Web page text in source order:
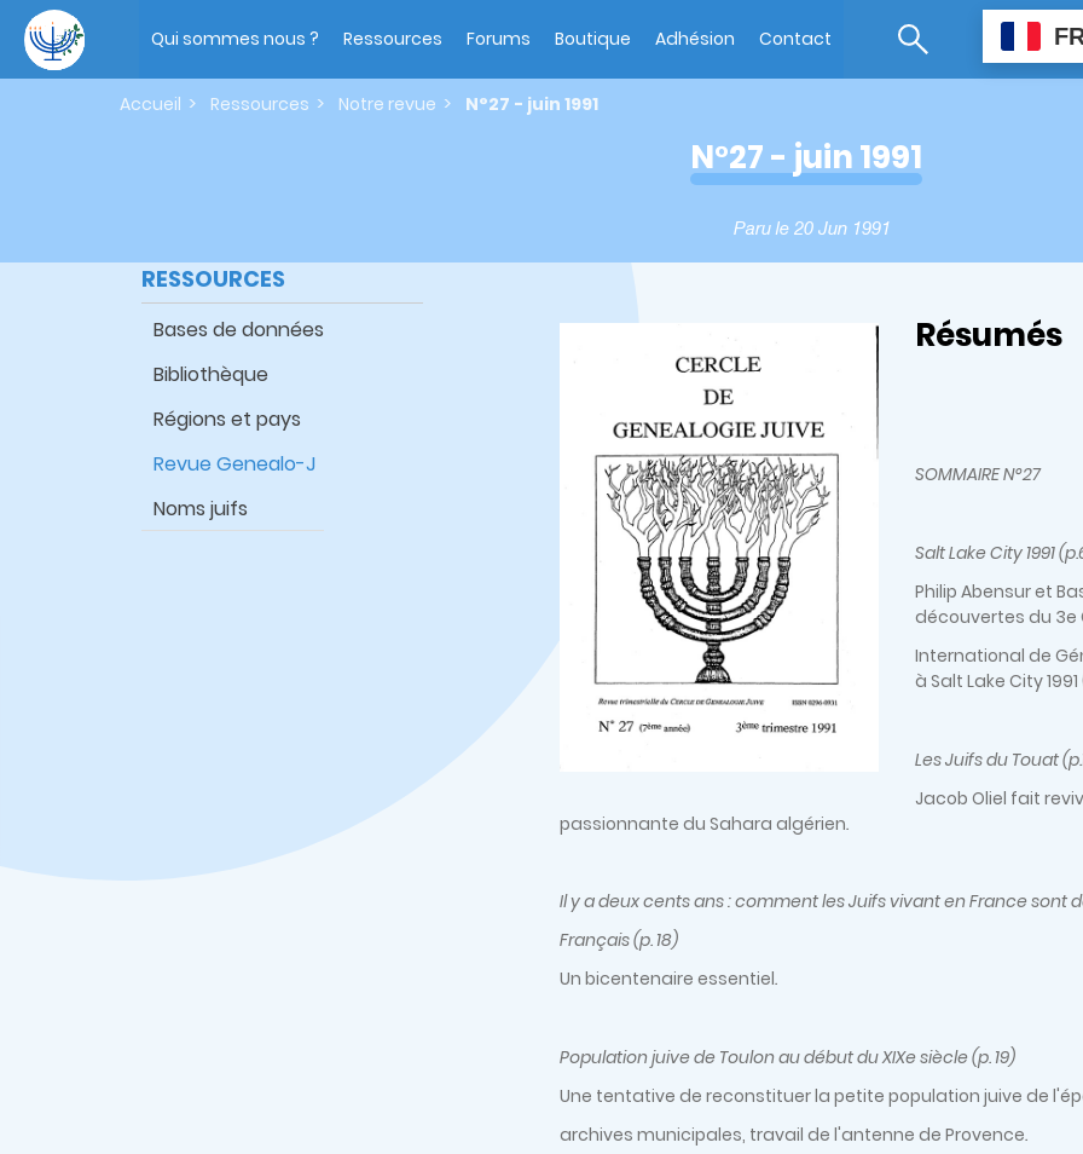
contenu
principal
navigation
Qui sommes nous ? Ressources Forums Boutique Adhésion Contact
Accueil Ressources Notre revue N°27 - juin 1991
N°27 - juin 1991
Paru le 20 Jun 1991
RESSOURCES
Bases de données
Bibliothèque
Régions et pays
Revue Genealo-J
Noms juifs
Résumés
SOMMAIRE N°27
Salt Lake City 1991
Philip Abensur et
découvertes du 3e
International de
à Salt Lake City
Les Juifs du Touat
Jacob Oliel fait
passionnante du Sahara algérien.
Il y a deux cents ans : comment les Juifs vivant en France sont
Français (p. 18)
Un bicentenaire essentiel.
Population juive de Toulon au début du XIXe siècle (p. 19)
Une tentative de reconstituer la petite population juive de
archives municipales, travail de l'antenne de Provence.